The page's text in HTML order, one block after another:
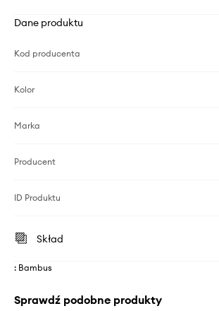
Dane produktu
Kod producenta
Kolor
Marka
Producent
ID Produktu
Skład
: Bambus
Sprawdź podobne produkty